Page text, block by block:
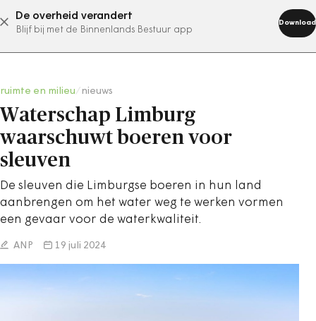
De overheid verandert
Blijf bij met de Binnenlands Bestuur app
Download
abonneer nu
ruimte en milieu nieuws
Waterschap Limburg
waarschuwt boeren voor
sleuven
De sleuven die Limburgse boeren in hun land
aanbrengen om het water weg te werken vormen
een gevaar voor de waterkwaliteit.
ANP 19 juli 2024